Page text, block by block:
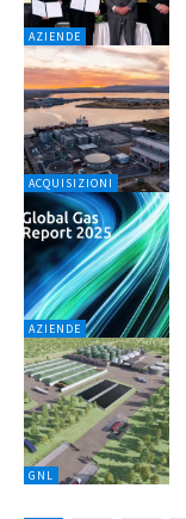
AZIENDE
ACQUISIZIONI
AZIENDE
GNL